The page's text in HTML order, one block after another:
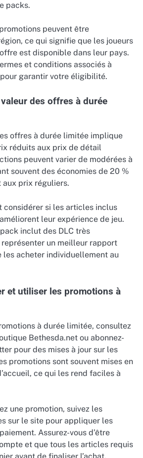
packs.
peuvent être
ce qui signifie que les joueurs
est disponible dans leur pays.
et conditions associés à
garantir votre éligibilité.
des offres à durée
offres à durée limitée implique
réduits aux prix de détail
peuvent varier de modérées à
souvent des économies de 20 %
aux prix réguliers.
considérer si les articles inclus
leur expérience de jeu.
inclut des DLC très
un meilleur rapport
acheter individuellement au
et utiliser les promotions à
à durée limitée, consultez
Bethesda.net ou abonnez-
pour des mises à jour sur les
promotions sont souvent mises en
ce qui les rend faciles à
une promotion, suivez les
sur le site pour appliquer les
Assurez-vous d’être
et que tous les articles requis